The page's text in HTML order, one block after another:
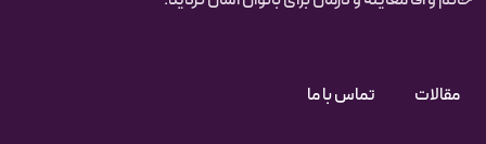
مقالات تماس با ما